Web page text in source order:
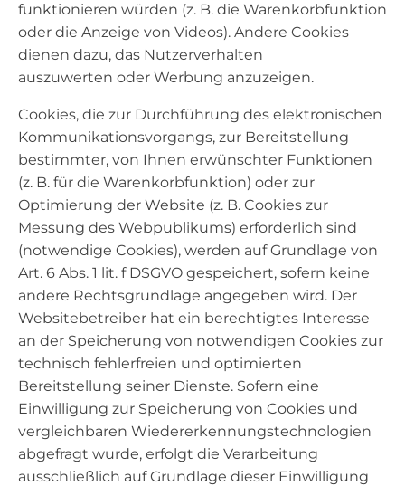
funktionieren würden (z. B. die Warenkorbfunktion
oder die Anzeige von Videos). Andere Cookies
dienen dazu, das Nutzerverhalten
auszuwerten oder Werbung anzuzeigen.
Cookies, die zur Durchführung des elektronischen
Kommunikationsvorgangs, zur Bereitstellung
bestimmter, von Ihnen erwünschter Funktionen
(z. B. für die Warenkorbfunktion) oder zur
Optimierung der Website (z. B. Cookies zur
Messung des Webpublikums) erforderlich sind
(notwendige Cookies), werden auf Grundlage von
Art. 6 Abs. 1 lit. f DSGVO gespeichert, sofern keine
andere Rechtsgrundlage angegeben wird. Der
Websitebetreiber hat ein berechtigtes Interesse
an der Speicherung von notwendigen Cookies zur
technisch fehlerfreien und optimierten
Bereitstellung seiner Dienste. Sofern eine
Einwilligung zur Speicherung von Cookies und
vergleichbaren Wiedererkennungstechnologien
abgefragt wurde, erfolgt die Verarbeitung
ausschließlich auf Grundlage dieser Einwilligung